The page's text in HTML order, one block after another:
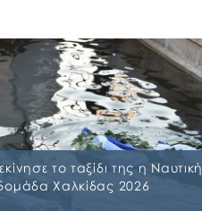
το ταξίδι της η Ναυτική
Χαλκίδας 2026